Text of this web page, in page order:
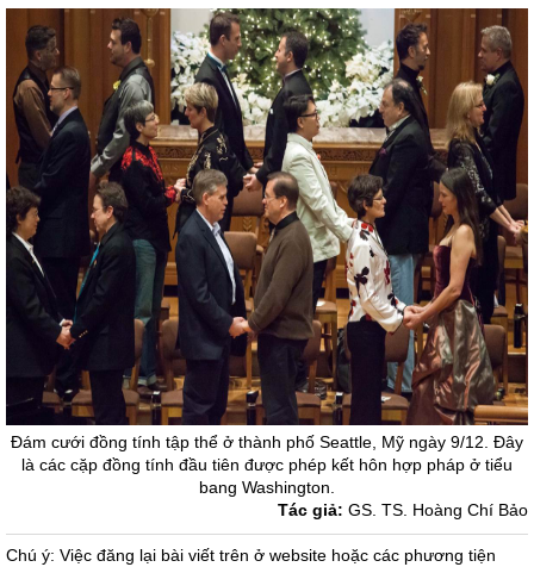
Đám cưới đồng tính tập thể ở thành phố Seattle, Mỹ ngày 9/12. Đây
là các cặp đồng tính đầu tiên được phép kết hôn hợp pháp ở tiểu
bang Washington.
Tác giả: GS. TS. Hoàng Chí Bảo
Chú ý: Việc đăng lại bài viết trên ở website hoặc các phương tiện